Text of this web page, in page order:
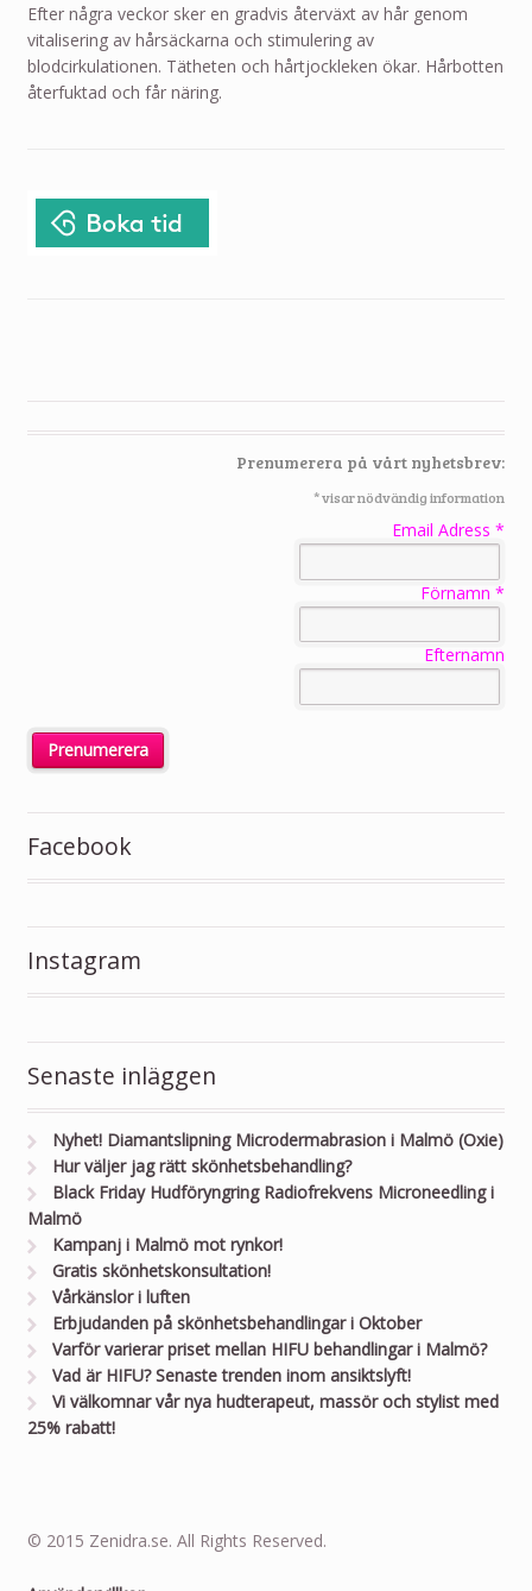
Efter några veckor sker en gradvis återväxt av hår genom
vitalisering av hårsäckarna och stimulering av
blodcirkulationen. Tätheten och hårtjockleken ökar. Hårbotten
återfuktad och får näring.
Prenumerera på vårt nyhetsbrev:
*visar nödvändig information
Email Adress*
Förnamn*
Efternamn
Facebook
Instagram
Senaste inläggen
Nyhet! Diamantslipning Microdermabrasion i Malmö (Oxie)
Hur väljer jag rätt skönhetsbehandling?
Black Friday Hudföryngring Radiofrekvens Microneedling i
Malmö
Kampanj i Malmö mot rynkor!
Gratis skönhetskonsultation!
Vårkänslor i luften
Erbjudanden på skönhetsbehandlingar i Oktober
Varför varierar priset mellan HIFU behandlingar i Malmö?
Vad är HIFU? Senaste trenden inom ansiktslyft!
Vi välkomnar vår nya hudterapeut, massör och stylist med
25% rabatt!
© 2015 Zenidra.se. All Rights Reserved.